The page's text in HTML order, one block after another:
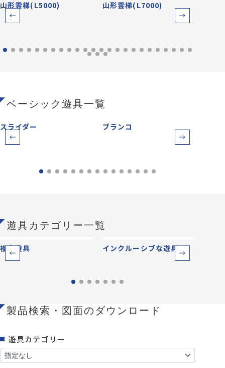
山形雲梯(L5000) 山形雲梯(L7000)
ベーシック遊具一覧
スライダー ブランコ
遊具カテゴリー一覧
複合遊具 インクルーシブな遊具
製品検索・図面のダウンロード
遊具カテゴリー